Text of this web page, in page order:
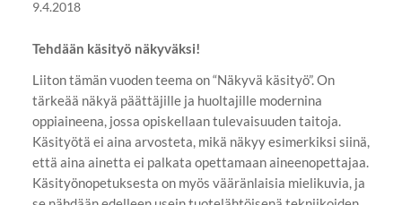
9.4.2018
Tehdään käsityö näkyväksi!
Liiton tämän vuoden teema on “Näkyvä käsityö”. On
tärkeää näkyä päättäjille ja huoltajille modernina
oppiaineena, jossa opiskellaan tulevaisuuden taitoja.
Käsityötä ei aina arvosteta, mikä näkyy esimerkiksi siinä,
että aina ainetta ei palkata opettamaan aineenopettajaa.
Käsityönopetuksesta on myös vääränlaisia mielikuvia, ja